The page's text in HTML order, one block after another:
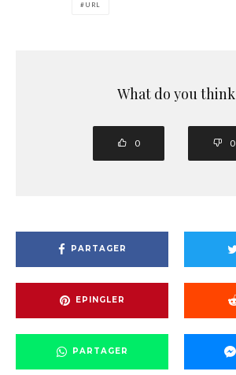
URL
What do you think
0 0
PARTAGER
EPINGLER
PARTAGER